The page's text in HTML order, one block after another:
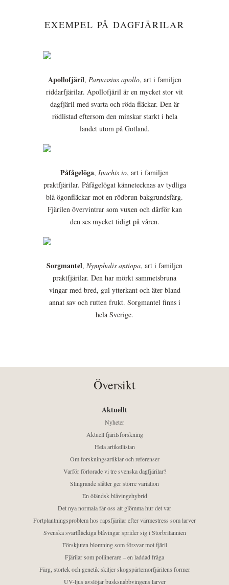
EXEMPEL PÅ DAGFJÄRILAR
Apollofjäril, Parnassius apollo, art i familjen
riddarfjärilar. Apollofjäril är en mycket stor vit
dagfjäril med svarta och röda fläckar. Den är
rödlistad eftersom den minskar starkt i hela
landet utom på Gotland.
Påfågelöga, Inachis io, art i familjen
praktfjärilar. Påfågelögat kännetecknas av tydliga
blå ögonfläckar mot en rödbrun bakgrundsfärg.
Fjärilen övervintrar som vuxen och därför kan
den ses mycket tidigt på våren.
Sorgmantel, Nymphalis antiopa, art i familjen
praktfjärilar. Den har mörkt sammetsbruna
vingar med bred, gul ytterkant och äter bland
annat sav och rutten frukt. Sorgmantel finns i
hela Sverige.
Översikt
Aktuellt
Nyheter
Aktuell fjärilsforskning
Hela artikellistan
Om forskningsartiklar och referenser
Varför förlorade vi tre svenska dagfjärilar?
Slingrande slåtter ger större variation
En öländsk blåvingehybrid
Det nya normala får oss att glömma hur det var
Fortplantningsproblem hos rapsfjärilar efter värmestress som larver
Svenska svartfläckiga blåvingar sprider sig i Storbritannien
Förskjuten blomning som försvar mot fjäril
Fjärilar som pollinerare – en laddad fråga
Färg, storlek och genetik skiljer skogspärlemorfjärilens former
UV-ljus avslöjar busksnabbvingens larver